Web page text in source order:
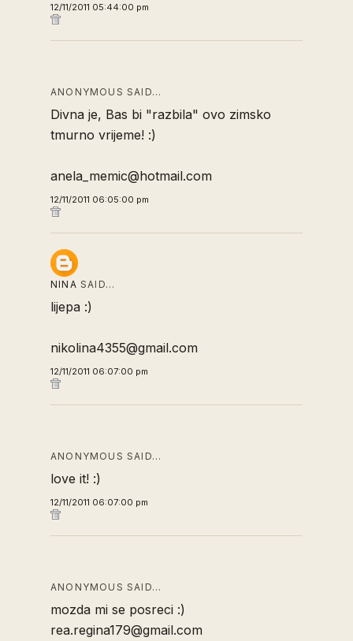
12/11/2011 05:44:00 pm
ANONYMOUS SAID…
Divna je, Bas bi "razbila" ovo zimsko
tmurno vrijeme! :)
anela_memic@hotmail.com
12/11/2011 06:05:00 pm
NINA SAID…
lijepa :)
nikolina4355@gmail.com
12/11/2011 06:07:00 pm
ANONYMOUS SAID…
love it! :)
12/11/2011 06:07:00 pm
ANONYMOUS SAID…
mozda mi se posreci :)
rea.regina179@gmail.com